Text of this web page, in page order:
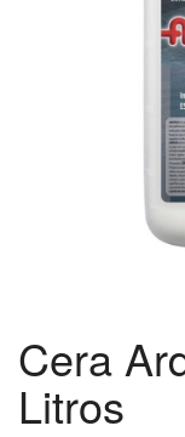
Cera
Litros